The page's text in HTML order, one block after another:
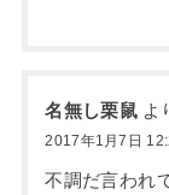
名無し栗鼠 よ
2017年1月7日
不調だ言われ